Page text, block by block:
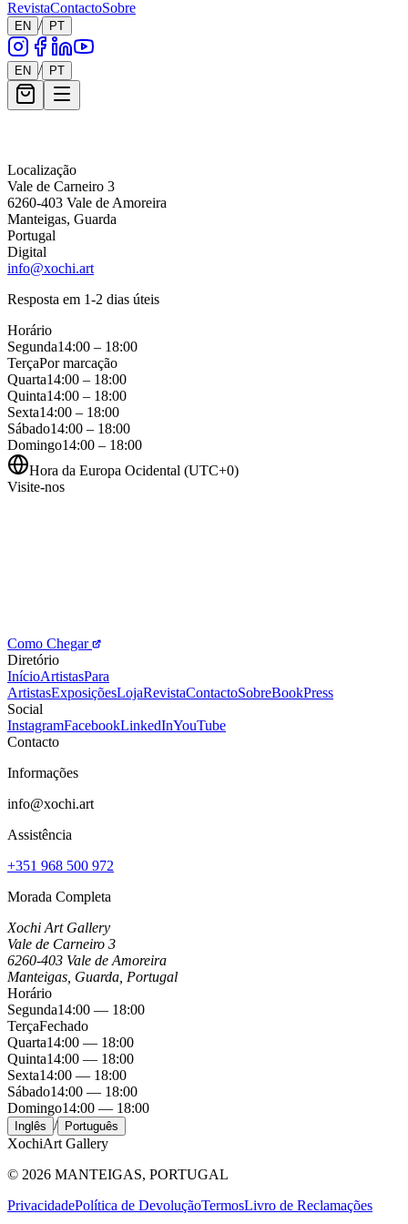
RevistaContactoSobre
EN / PT
EN / PT
Localização
Vale de Carneiro 3
6260-403 Vale de Amoreira
Manteigas, Guarda
Portugal
Digital
info@xochi.art
Resposta em 1-2 dias úteis
Horário
Segunda14:00 – 18:00
TerçaPor marcação
Quarta14:00 – 18:00
Quinta14:00 – 18:00
Sexta14:00 – 18:00
Sábado14:00 – 18:00
Domingo14:00 – 18:00
Hora da Europa Ocidental (UTC+0)
Visite-nos
Como Chegar
Diretório
InícioArtistasPara
ArtistasExposiçõesLojaRevistaContactoSobreBookPress
Social
InstagramFacebookLinkedInYouTube
Contacto
Informações
info@xochi.art
Assistência
+351 968 500 972
Morada Completa
Xochi Art Gallery
Vale de Carneiro 3
6260-403 Vale de Amoreira
Manteigas, Guarda, Portugal
Horário
Segunda14:00 — 18:00
TerçaFechado
Quarta14:00 — 18:00
Quinta14:00 — 18:00
Sexta14:00 — 18:00
Sábado14:00 — 18:00
Domingo14:00 — 18:00
Inglês / Português
XochiArt Gallery
© 2026 MANTEIGAS, PORTUGAL
PrivacidadePolítica de DevoluçãoTermosLivro de Reclamações